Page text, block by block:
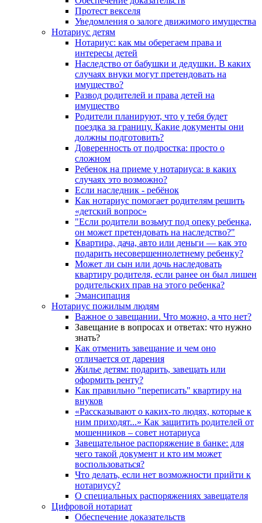
Протест векселя
Уведомления о залоге движимого имущества
Нотариус детям
Нотариус: как мы оберегаем права и
интересы детей
Наследство от бабушки и дедушки. В каких
случаях внуки могут претендовать на
имущество?
Развод родителей и права детей на
имущество
Родители планируют, что у тебя будет
поездка за границу. Какие документы они
должны подготовить?
Доверенность от подростка: просто о
сложном
Ребенок на приеме у нотариуса: в каких
случаях это возможно?
Если наследник - ребёнок
Как нотариус помогает родителям решить
«детский вопрос»
"Если родители возьмут под опеку ребенка,
он может претендовать на наследство?"
Квартира, дача, авто или деньги — как это
подарить несовершеннолетнему ребенку?
Может ли сын или дочь наследовать
квартиру родителя, если ранее он был лишен
родительских прав на этого ребенка?
Эмансипация
Нотариус пожилым людям
Важное о завещании. Что можно, а что нет?
Завещание в вопросах и ответах: что нужно
знать?
Как отменить завещание и чем оно
отличается от дарения
Жилье детям: подарить, завещать или
оформить ренту?
Как правильно "переписать" квартиру на
внуков
«Рассказывают о каких-то людях, которые к
ним приходят...» Как защитить родителей от
мошенников – совет нотариуса
Завещательное распоряжение в банке: для
чего такой документ и кто им может
воспользоваться?
Что делать, если нет возможности прийти к
нотариусу?
О специальных распоряжениях завещателя
Цифровой нотариат
Обеспечение доказательств